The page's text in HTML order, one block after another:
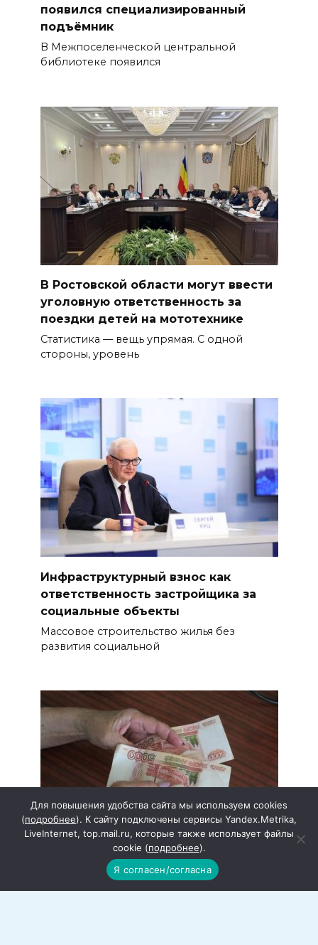
появился специализированный
подъёмник
В Межпоселенческой центральной
библиотеке появился
В Ростовской области могут ввести
уголовную ответственность за
поездки детей на мототехнике
Статистика — вещь упрямая. С одной
стороны, уровень
Инфраструктурный взнос как
ответственность застройщика за
социальные объекты
Массовое строительство жилья без
развития социальной
В Ростовской области малый бизнес
Для повышения удобства сайта мы используем cookies
(подробнее). К сайту подключены сервисы Yandex.Metrika,
LiveInternet, top.mail.ru, которые также использует файлы
cookie (подробнее).
Я согласен/согласна